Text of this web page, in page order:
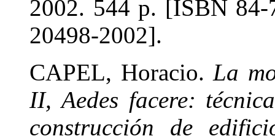
2002. 544 p. [ISBN
20498-2002].
CAPEL, Horacio.La
II, Aedes facere:
construcción de